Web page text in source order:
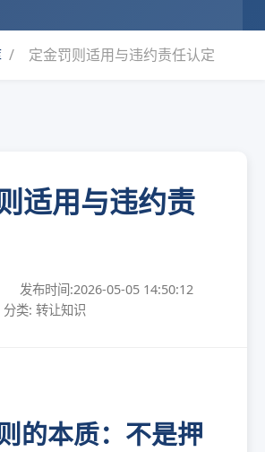
/ 定金罚则适用与违约责任认定
适用与违约责
发布时间:2026-05-05 14:50:12
分类: 转让知识
的本质：不是押